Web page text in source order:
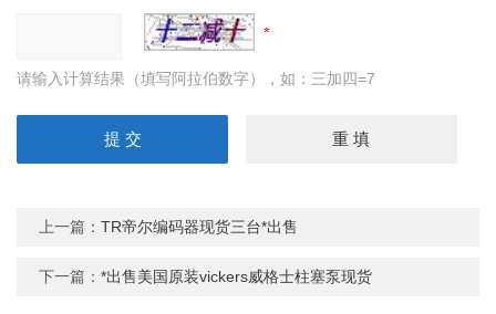
请输入计算结果（填写阿拉伯数字），如：三加四=7
上一篇：TR帝尔编码器现货三台*出售
下一篇：*出售美国原装vickers威格士柱塞泵现货